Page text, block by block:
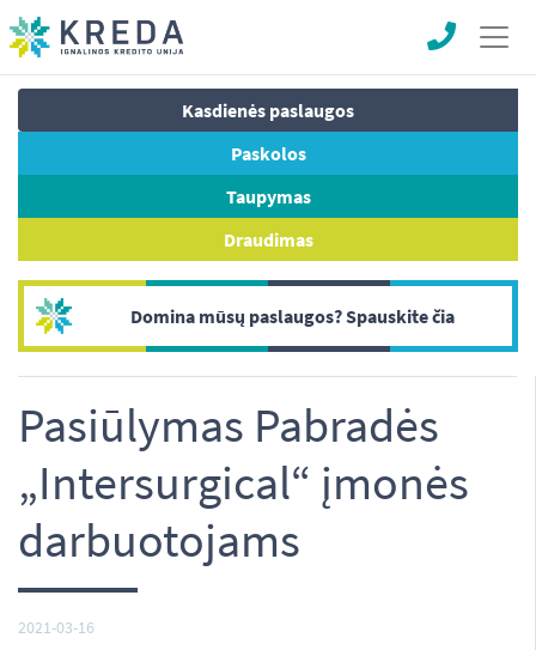
Kasdienės paslaugos
Paskolos
Taupymas
Draudimas
Domina mūsų paslaugos? Spauskite čia
Pasiūlymas Pabradės
„Intersurgical“ įmonės
darbuotojams
2021-03-16